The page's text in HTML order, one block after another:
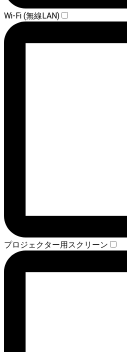
Wi-Fi (無線LAN)
プロジェクター用スクリーン